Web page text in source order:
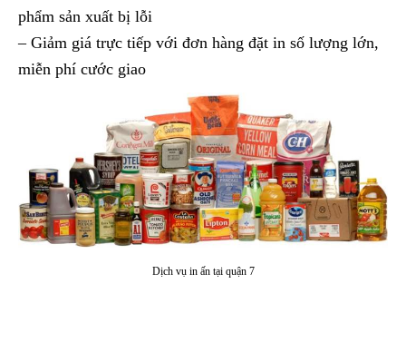
phẩm sản xuất bị lỗi
– Giảm giá trực tiếp với đơn hàng đặt in số lượng lớn,
miễn phí cước giao
Dịch vụ in ấn tại quận 7